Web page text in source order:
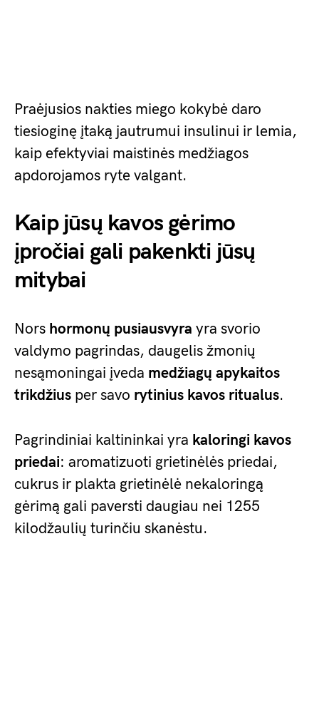
Praėjusios nakties miego kokybė daro
tiesioginę įtaką jautrumui insulinui ir lemia,
kaip efektyviai maistinės medžiagos
apdorojamos ryte valgant.
Kaip jūsų kavos gėrimo
įpročiai gali pakenkti jūsų
mitybai
Nors hormonų pusiausvyra yra svorio
valdymo pagrindas, daugelis žmonių
nesąmoningai įveda medžiagų apykaitos
trikdžius per savo rytinius kavos ritualus.
Pagrindiniai kaltininkai yra kaloringi kavos
priedai: aromatizuoti grietinėlės priedai,
cukrus ir plakta grietinėlė nekaloringą
gėrimą gali paversti daugiau nei 1255
kilodžaulių turinčiu skanėstu.